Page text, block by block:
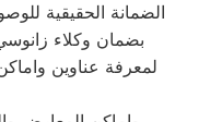
الضمانة الحقيقية
بضمان وكلاء
لمعرفة عناوين